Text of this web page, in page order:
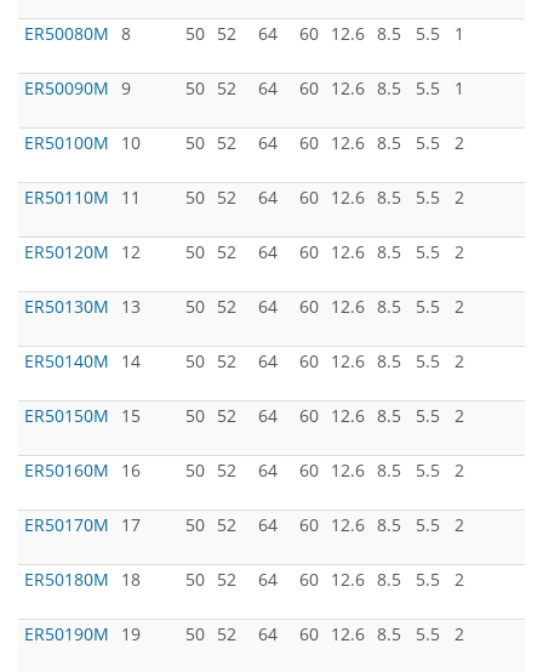
ER50080M 8 50 52 64 60 12.6 8.5 5.5 1
ER50090M 9 50 52 64 60 12.6 8.5 5.5 1
ER50100M 10 50 52 64 60 12.6 8.5 5.5 2
ER50110M 11 50 52 64 60 12.6 8.5 5.5 2
ER50120M 12 50 52 64 60 12.6 8.5 5.5 2
ER50130M 13 50 52 64 60 12.6 8.5 5.5 2
ER50140M 14 50 52 64 60 12.6 8.5 5.5 2
ER50150M 15 50 52 64 60 12.6 8.5 5.5 2
ER50160M 16 50 52 64 60 12.6 8.5 5.5 2
ER50170M 17 50 52 64 60 12.6 8.5 5.5 2
ER50180M 18 50 52 64 60 12.6 8.5 5.5 2
ER50190M 19 50 52 64 60 12.6 8.5 5.5 2